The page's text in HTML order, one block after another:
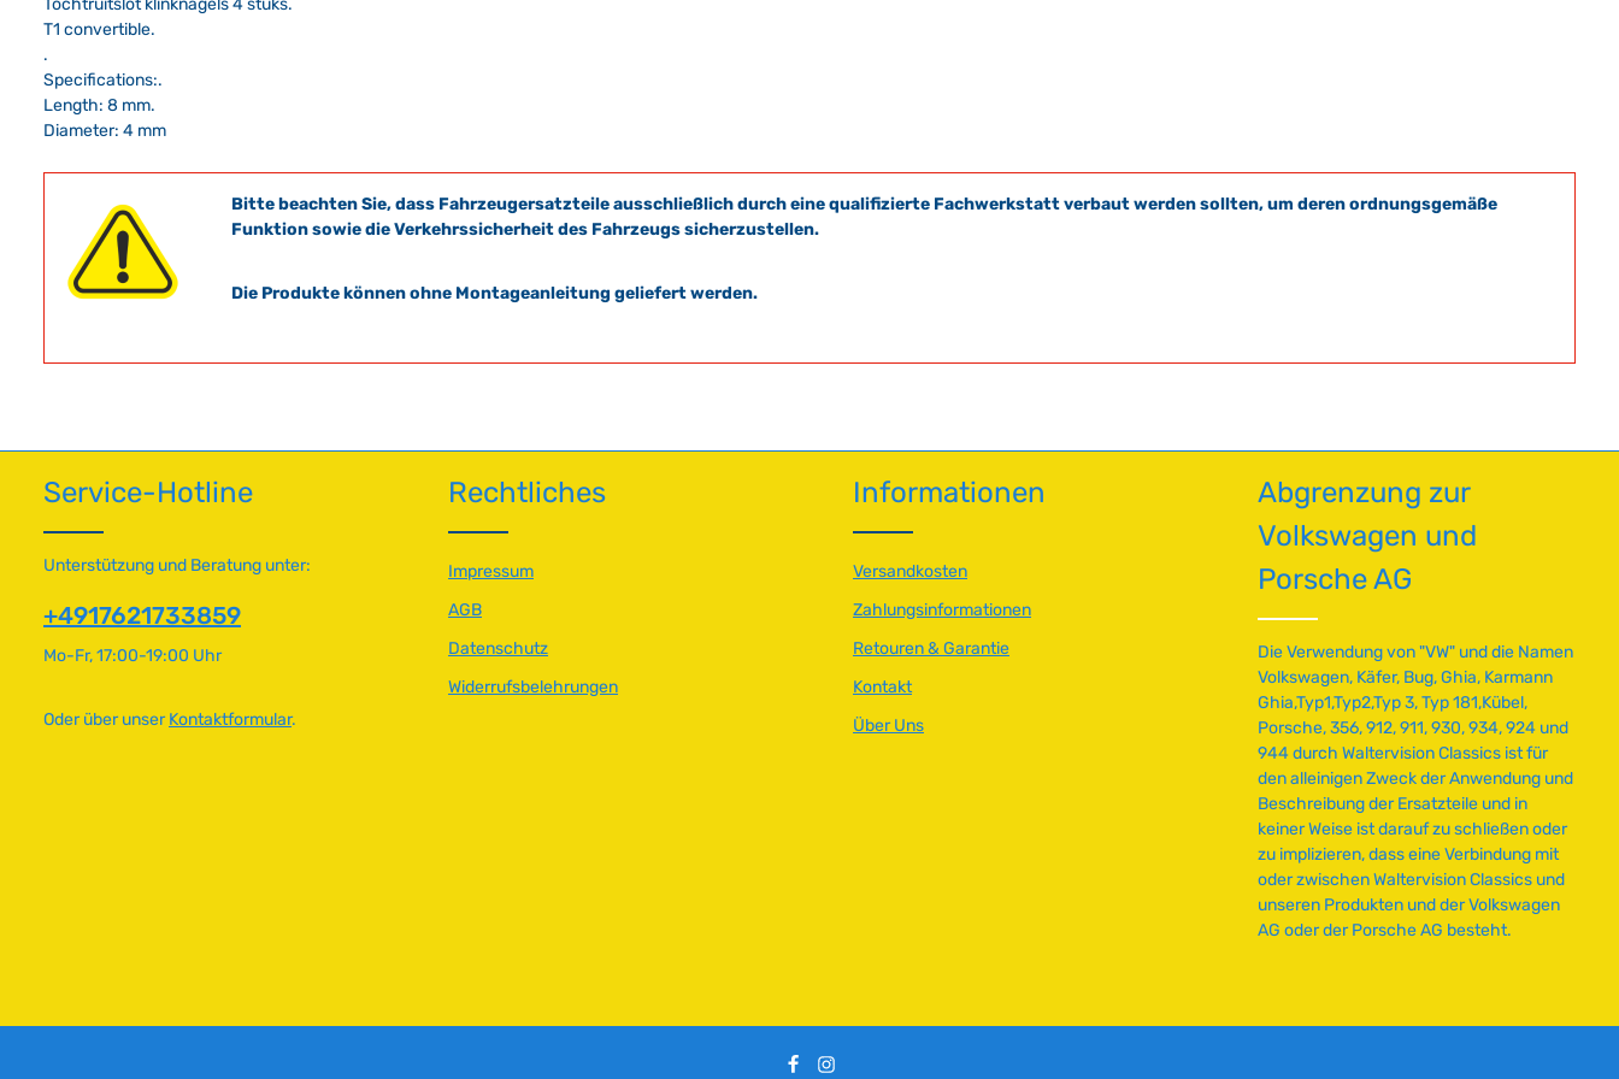
T1 convertible.
.
Specifications:.
Length: 8 mm.
Diameter: 4 mm
Bitte beachten Sie, dass Fahrzeugersatzteile ausschließlich durch eine qualifizierte Fachwerkstatt verbaut werden sollten, um deren ordnungsgemäße
Funktion sowie die Verkehrssicherheit des Fahrzeugs sicherzustellen.
Die Produkte können ohne Montageanleitung geliefert werden.
Service-Hotline
Unterstützung und Beratung unter:
+4917621733859
Mo-Fr, 17:00-19:00 Uhr
Oder über unserKontaktformular.
Rechtliches
Impressum
AGB
Datenschutz
Widerrufsbelehrungen
Informationen
Versandkosten
Zahlungsinformationen
Retouren & Garantie
Kontakt
Über Uns
Abgrenzung zur
Volkswagen und
Porsche AG
Die Verwendung von "VW" und die Namen
Volkswagen, Käfer, Bug, Ghia, Karmann
Ghia,Typ1,Typ2,Typ 3, Typ 181,Kübel,
Porsche, 356, 912, 911, 930, 934, 924 und
944 durch Waltervision Classics ist für
den alleinigen Zweck der Anwendung und
Beschreibung der Ersatzteile und in
keiner Weise ist darauf zu schließen oder
zu implizieren, dass eine Verbindung mit
oder zwischen Waltervision Classics und
unseren Produkten und der Volkswagen
AG oder der Porsche AG besteht.